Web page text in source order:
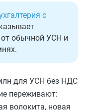
с
от обычной УСН и
для УСН без НДС
переживают:
волокита, новая